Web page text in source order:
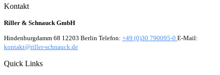
Kontakt
Riller & Schnauck GmbH
Hindenburgdamm 68 12203 Berlin Telefon: +49 (0)30 790095-0 E-Mail:
kontakt@riller-schnauck.de
Quick Links